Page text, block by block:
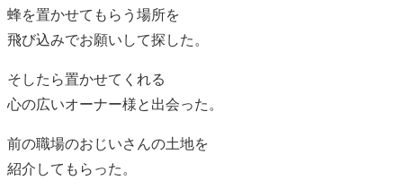
蜂を置かせてもらう場所を
飛び込みでお願いして探した。
そしたら置かせてくれる
心の広いオーナー様と出会った。
前の職場のおじいさんの土地を
紹介してもらった。